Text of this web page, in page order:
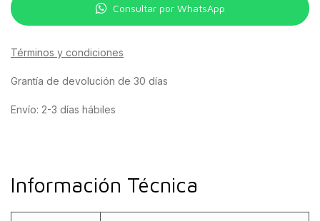
Consultar por WhatsApp
Términos y condiciones
Grantía de devolución de 30 días
Envío: 2-3 días hábiles
Información Técnica